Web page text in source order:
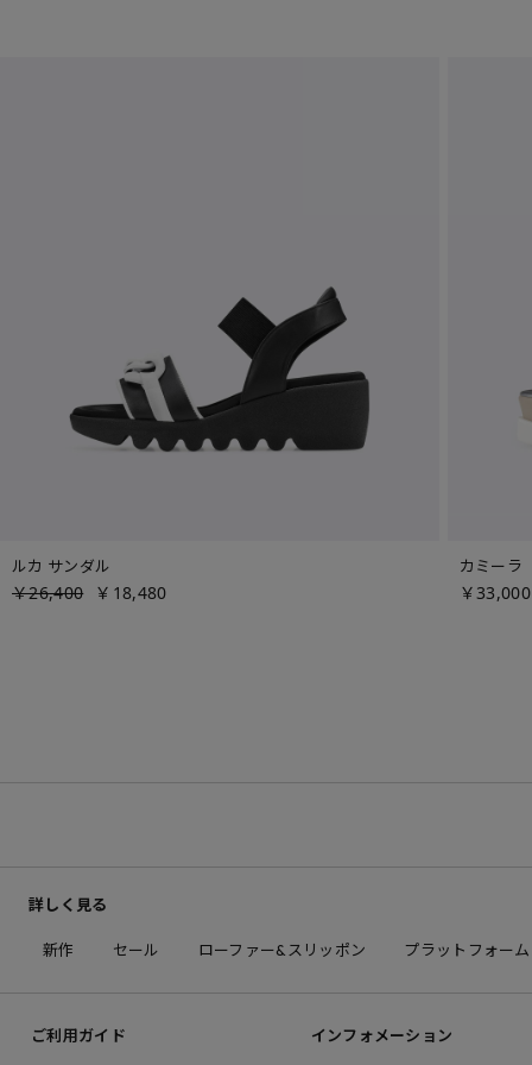
ルカ サンダル
￥26,400 ￥18,480
カミーラ
￥33,000
詳しく見る
新作 セール ローファー&スリッポン プラットフォー
ご利用ガイド インフォメーション